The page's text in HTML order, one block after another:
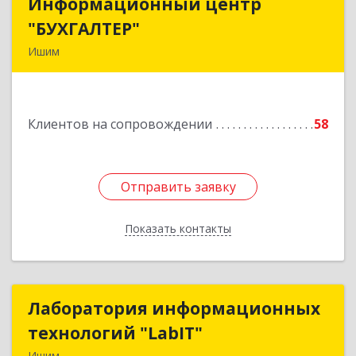
"БУХГАЛТЕР"
Ишим
Клиентов на сопровождении 58
Отправить заявку
Показать контакты
Подробнее
Отправить заявку
Назад
Лаборатория информационных
технологий "LabIT"
Лаборатория информационных
технологий "LabIT"